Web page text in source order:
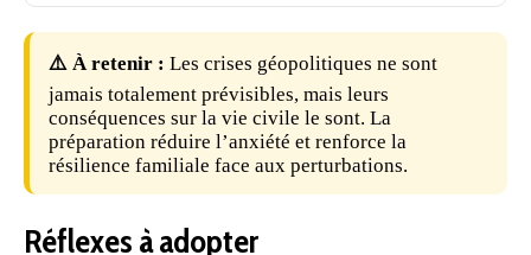
⚠️ À retenir : Les crises géopolitiques ne sont
jamais totalement prévisibles, mais leurs
conséquences sur la vie civile le sont. La
préparation réduire l’anxiété et renforce la
résilience familiale face aux perturbations.
Réflexes à adopter